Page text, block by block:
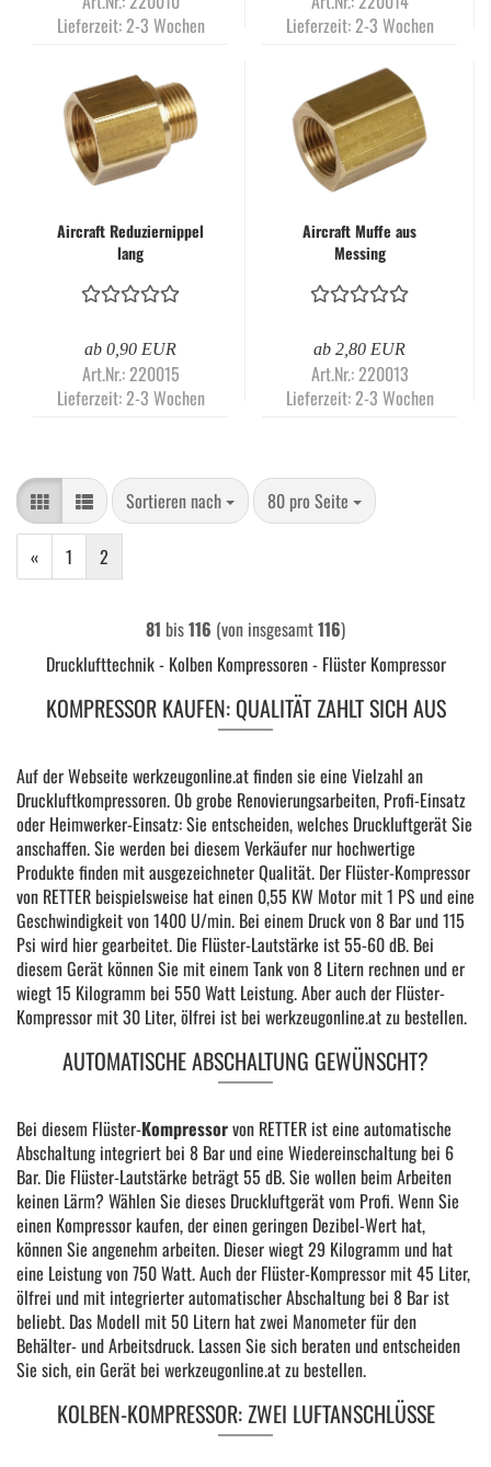
Lieferzeit:2-3 Wochen
Lieferzeit:2-3 Wochen
Aircraft Reduziernippel
lang
ab 0,90 EUR
Art.Nr.: 220015
Lieferzeit:2-3 Wochen
Aircraft Muffe aus
Messing
ab 2,80 EUR
Art.Nr.: 220013
Lieferzeit:2-3 Wochen
Sortieren nach
Sortieren nach 80 pro Seite
pro Seite
« 1 2
81 bis116 (von insgesamt116)
Drucklufttechnik - Kolben Kompressoren - Flüster Kompressor
KOMPRESSOR KAUFEN: QUALITÄT ZAHLT SICH AUS
Auf der Webseite werkzeugonline.at finden sie eine Vielzahl an
Druckluftkompressoren. Ob grobe Renovierungsarbeiten, Profi-Einsatz
oder Heimwerker-Einsatz: Sie entscheiden, welches Druckluftgerät Sie
anschaffen. Sie werden bei diesem Verkäufer nur hochwertige
Produkte finden mit ausgezeichneter Qualität. Der Flüster-Kompressor
von RETTER beispielsweise hat einen 0,55 KW Motor mit 1 PS und eine
Geschwindigkeit von 1400 U/min. Bei einem Druck von 8 Bar und 115
Psi wird hier gearbeitet. Die Flüster-Lautstärke ist 55-60 dB. Bei
diesem Gerät können Sie mit einem Tank von 8 Litern rechnen und er
wiegt 15 Kilogramm bei 550 Watt Leistung. Aber auch der Flüster-
Kompressor mit 30 Liter, ölfrei ist bei werkzeugonline.at zu bestellen.
AUTOMATISCHE ABSCHALTUNG GEWÜNSCHT?
Bei diesem Flüster-Kompressorvon RETTER ist eine automatische
Abschaltung integriert bei 8 Bar und eine Wiedereinschaltung bei 6
Bar. Die Flüster-Lautstärke beträgt 55 dB. Sie wollen beim Arbeiten
keinen Lärm? Wählen Sie dieses Druckluftgerät vom Profi. Wenn Sie
einen Kompressor kaufen, der einen geringen Dezibel-Wert hat,
können Sie angenehm arbeiten. Dieser wiegt 29 Kilogramm und hat
eine Leistung von 750 Watt. Auch der Flüster-Kompressor mit 45 Liter,
ölfrei und mit integrierter automatischer Abschaltung bei 8 Bar ist
beliebt. Das Modell mit 50 Litern hat zwei Manometer für den
Behälter- und Arbeitsdruck. Lassen Sie sich beraten und entscheiden
Sie sich, ein Gerät bei werkzeugonline.at zu bestellen.
KOLBEN-KOMPRESSOR: ZWEI LUFTANSCHLÜSSE